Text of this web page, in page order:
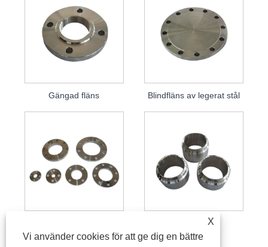
Gängad fläns Blindfläns av legerat stål
Specialfläns
X
Vi använder cookies för att ge dig en bättre